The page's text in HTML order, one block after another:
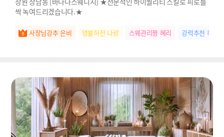
싹 녹여드리겠습니다.★
사장님강추 은비 명불허전 나랑 스웨관리짱 혜리 강력추천 하린